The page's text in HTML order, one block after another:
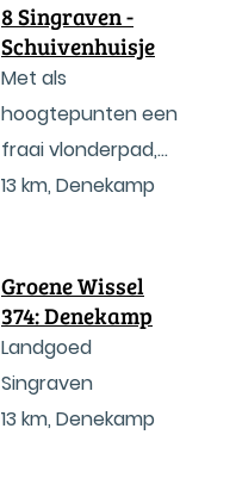
8 Singraven -
Schuivenhuisje
Met als
hoogtepunten een
fraai vlonderpad,
het Schuivenhuisje
13 km, Denekamp
Groene Wissel
374: Denekamp
Landgoed
Singraven
13 km, Denekamp